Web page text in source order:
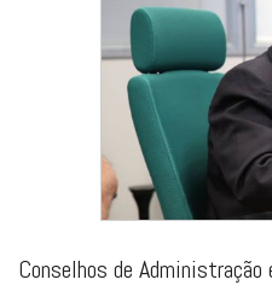
Conselhos de Administração